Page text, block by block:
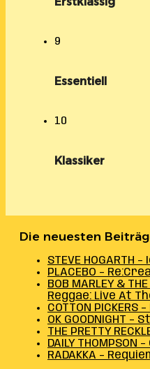
9
Essentiell
10
Klassiker
Die neuesten
STEVE HOGARTH
PLACEBO –
BOB MARLEY &
Reggae: Live At
COTTON
OK GOODNIGHT –
THE PRETTY
DAILY THOMPSON
RADAKKA –